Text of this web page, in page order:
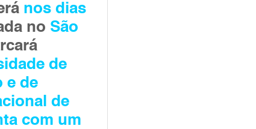
nos dias
no São
de
e de
de
com um